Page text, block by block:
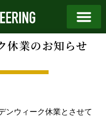
休業のお知らせ
ンウィーク休業とさせて